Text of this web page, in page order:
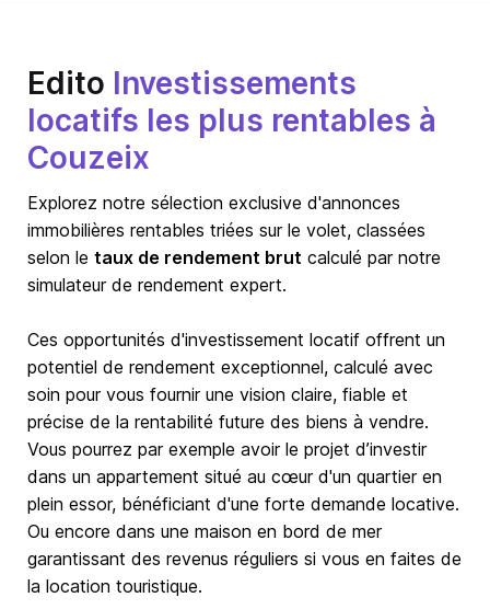
Edito Investissements
locatifs les plus rentables à
Couzeix
Explorez notre sélection exclusive d'annonces
immobilières rentables triées sur le volet, classées
selon le taux de rendement brut calculé par notre
simulateur de rendement expert.
Ces opportunités d'investissement locatif offrent un
potentiel de rendement exceptionnel, calculé avec
soin pour vous fournir une vision claire, fiable et
précise de la rentabilité future des biens à vendre.
Vous pourrez par exemple avoir le projet d’investir
dans un appartement situé au cœur d'un quartier en
plein essor, bénéficiant d'une forte demande locative.
Ou encore dans une maison en bord de mer
garantissant des revenus réguliers si vous en faites de
la location touristique.